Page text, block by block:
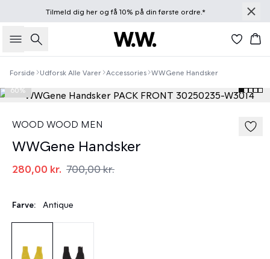
Tilmeld dig herog få 10% på din første ordre.*
Søg
Forside Udforsk Alle Varer Accessories WWGene Handsker
60%
WOOD WOOD MEN
WWGene Handsker
280,00 kr. 700,00 kr.
Farve: Antique